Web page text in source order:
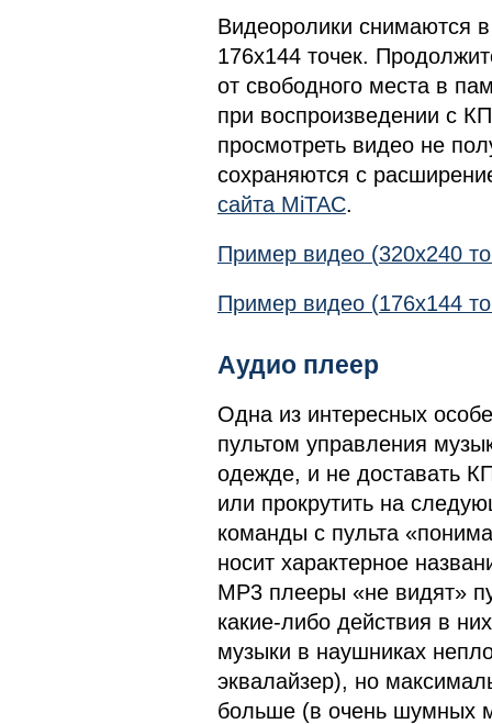
Видеоролики снимаются
176х144 точек.
от свободного места в
при воспроизведении с
просмотреть видео не
сохраняются c
сайта MiTAC.
Пример видео (320х240
Пример видео (176х144
Аудио плеер
Одна из интересных
пультом управления
одежде, и не доставать
или прокрутить на
команды с пульта
носит характерное
MP3 плееры «не видят»
какие-либо действия в
музыки в наушниках
эквалайзер), но
больше (в очень шумных